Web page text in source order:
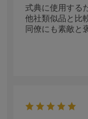
式典に使用する
他社類似品と比
同僚にも素敵と